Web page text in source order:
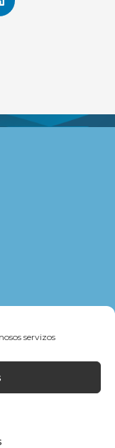
servizos